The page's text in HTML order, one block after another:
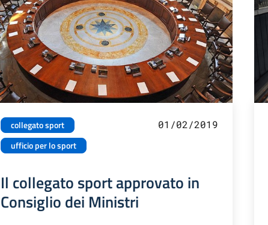
collegato sport
ufficio per lo sport
01/02/2019
Il collegato sport approvato in
Consiglio dei Ministri